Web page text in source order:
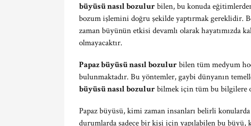
büyüsü nasıl bozulurbilen, bu konuda
bozum işlemini doğru şekilde yaptırmak gereklidir.
zaman büyünün etkisi devamlı olarak hayatımızda
olmayacaktır.
Papaz büyüsü nasıl bozulurbilen tüm medyum
bulunmaktadır. Bu yöntemler, gaybi dünyanın
büyüsü nasıl bozulurbilmek için tüm bu bilgilere
Papaz büyüsü, kimi zaman insanları belirli
durumlarda sadece bir kişi için yapılabilen bu